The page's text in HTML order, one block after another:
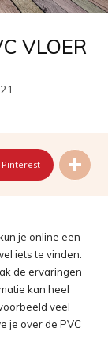
VLOER
Pinterest
je online een
iets te vinden.
de ervaringen
kan heel
veel
je over de PVC